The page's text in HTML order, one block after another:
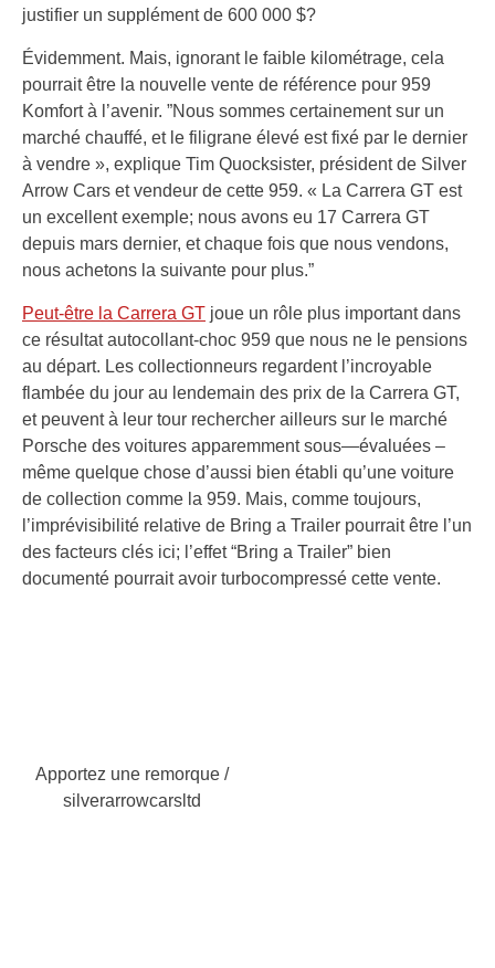
justifier un supplément de 600 000 $?
Évidemment. Mais, ignorant le faible kilométrage, cela
pourrait être la nouvelle vente de référence pour 959
Komfort à l’avenir. ”Nous sommes certainement sur un
marché chauffé, et le filigrane élevé est fixé par le dernier
à vendre », explique Tim Quocksister, président de Silver
Arrow Cars et vendeur de cette 959. « La Carrera GT est
un excellent exemple; nous avons eu 17 Carrera GT
depuis mars dernier, et chaque fois que nous vendons,
nous achetons la suivante pour plus.”
Peut-être la Carrera GT joue un rôle plus important dans
ce résultat autocollant-choc 959 que nous ne le pensions
au départ. Les collectionneurs regardent l’incroyable
flambée du jour au lendemain des prix de la Carrera GT,
et peuvent à leur tour rechercher ailleurs sur le marché
Porsche des voitures apparemment sous—évaluées –
même quelque chose d’aussi bien établi qu’une voiture
de collection comme la 959. Mais, comme toujours,
l’imprévisibilité relative de Bring a Trailer pourrait être l’un
des facteurs clés ici; l’effet “Bring a Trailer” bien
documenté pourrait avoir turbocompressé cette vente.
Apportez une remorque /
silverarrowcarsltd